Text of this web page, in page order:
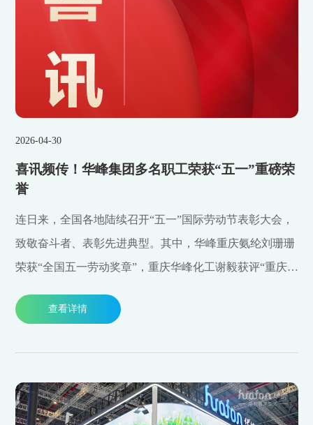
2026-04-30
喜讯频传！华峰集团多名职工荣获“五一”重磅荣
誉
连日来，全国各地陆续召开“五一”国际劳动节表彰大会，
致敬奋斗者、表彰先进典型。其中，华峰重庆氨纶刘珊珊
荣获“全国五一劳动奖章”，重庆华峰化工谢毅获评“重庆市
章”。喜讯频传的背后，是全体华峰人同心聚力的坚守，
查看详情